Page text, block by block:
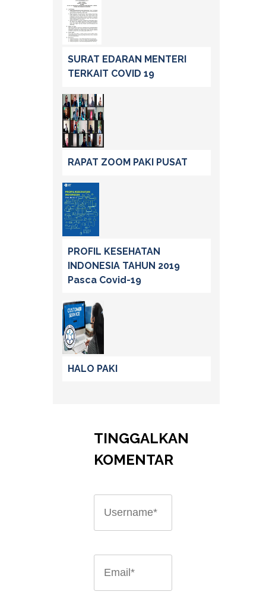
SURAT EDARAN MENTERI
TERKAIT COVID 19
RAPAT ZOOM PAKI PUSAT
PROFIL KESEHATAN
INDONESIA TAHUN 2019
Pasca Covid-19
HALO PAKI
TINGGALKAN
KOMENTAR